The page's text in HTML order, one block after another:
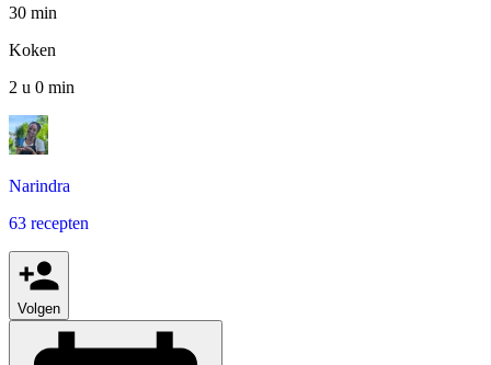
30 min
Koken
2 u 0 min
Narindra
63 recepten
Volgen